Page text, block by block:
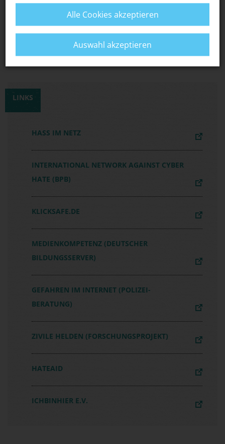
strafbare Inhalte handeln: Melde die Seiten z.B.
love-storm
Polizei.
LINKS
HASS IM NETZ
INTERNATIONAL NETWORK AGAINST CYBER
HATE (BPB)
KLICKSAFE.DE
MEDIENKOMPETENZ (DEUTSCHER
BILDUNGSSERVER)
GEFAHREN IM INTERNET (POLIZEI-
BERATUNG)
ZIVILE HELDEN (FORSCHUNGSPROJEKT)
HATEAID
ICHBINHIER E.V.
Alle Cookies akzeptieren
Auswahl akzeptieren